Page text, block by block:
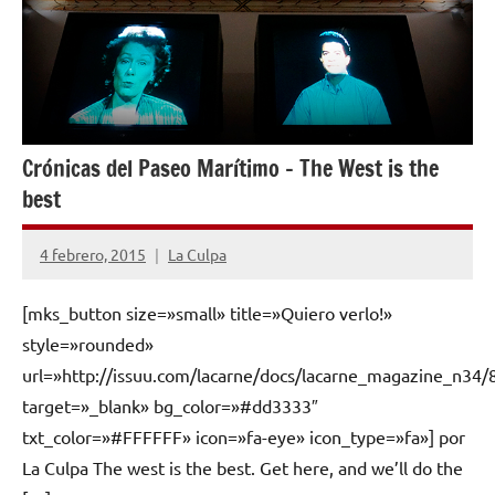
Crónicas del Paseo Marítimo – The West is the
best
4 febrero, 2015 La Culpa
1
[mks_button size=»small» title=»Quiero verlo!»
style=»rounded»
url=»http://issuu.com/lacarne/docs/lacarne_magazine_n34/
target=»_blank» bg_color=»#dd3333″
txt_color=»#FFFFFF» icon=»fa-eye» icon_type=»fa»] por
La Culpa The west is the best. Get here, and we’ll do the